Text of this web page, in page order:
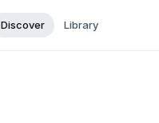
Discover Library